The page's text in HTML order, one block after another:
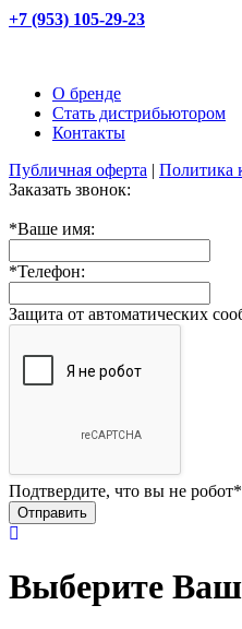
+7 (953) 105-29-23
О бренде
Стать дистрибьютором
Контакты
Публичная оферта | Политика
Заказать звонок:
*Ваше имя:
*Телефон:
Защита от автоматических
Подтвердите, что вы не робот*
Выберите Ваш